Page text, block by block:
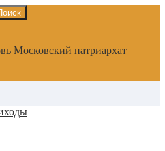
Московский патриархат